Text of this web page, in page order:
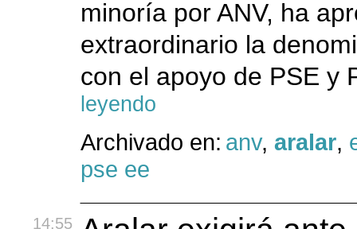
minoría por ANV, ha
extraordinario la
con el apoyo de PSE y
leyendo
Archivado en: anv, aralar,
pse ee
14:55